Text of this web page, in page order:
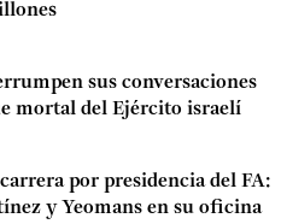
sus conversaciones
mortal del Ejército israelí
por presidencia del FA:
y Yeomans en su oficina